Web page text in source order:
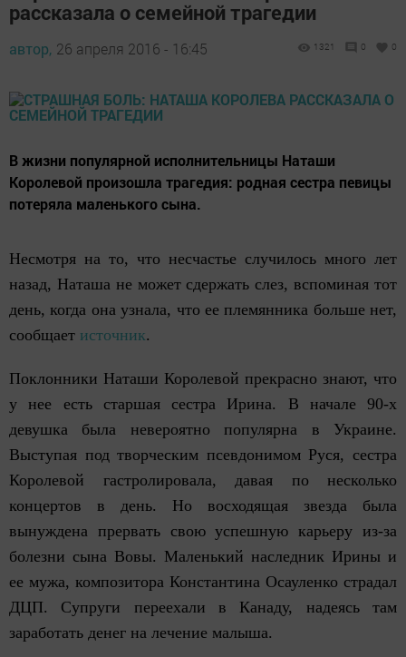
рассказала о семейной трагедии
автор, 26 апреля 2016 - 16:45 1321 0 0
В жизни популярной исполнительницы Наташи
Королевой произошла трагедия: родная сестра певицы
потеряла маленького сына.
Несмотря на то, что несчастье случилось много лет
назад, Наташа не может сдержать слез, вспоминая тот
день, когда она узнала, что ее племянника больше нет,
сообщает источник.
Поклонники Наташи Королевой прекрасно знают, что
у нее есть старшая сестра Ирина. В начале 90-х
девушка была невероятно популярна в Украине.
Выступая под творческим псевдонимом Руся, сестра
Королевой гастролировала, давая по несколько
концертов в день. Но восходящая звезда была
вынуждена прервать свою успешную карьеру из-за
болезни сына Вовы. Маленький наследник Ирины и
ее мужа, композитора Константина Осауленко страдал
ДЦП. Супруги переехали в Канаду, надеясь там
заработать денег на лечение малыша.